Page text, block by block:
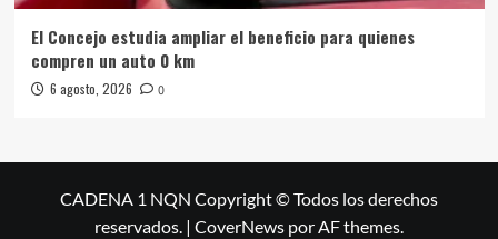
El Concejo estudia ampliar el beneficio para quienes
compren un auto 0 km
6 agosto, 2026 0
CADENA 1 NQN Copyright © Todos los derechos
reservados. | CoverNews por AF themes.